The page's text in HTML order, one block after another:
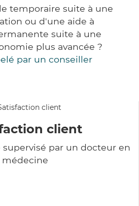
temporaire suite à une
ou d'une aide à
suite à une
plus avancée ?
par un conseiller
client
supervisé par un docteur en
médecine